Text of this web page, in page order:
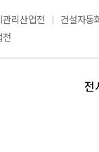
관리산업전 건설자동
전
전